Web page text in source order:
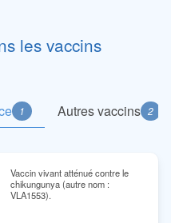
les vaccins
1 Autres vaccins 2
Vaccin vivant atténué contre le
chikungunya (autre nom :
VLA1553).